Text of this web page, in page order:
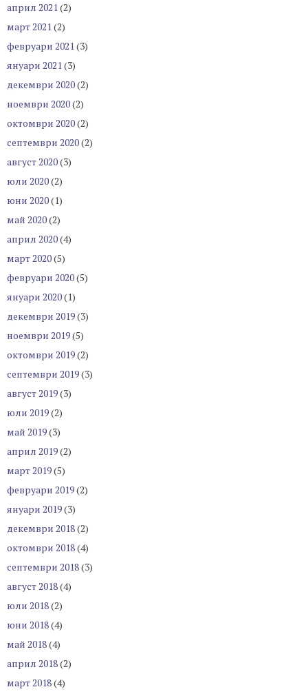
април 2021(2)
март 2021(2)
февруари 2021(3)
януари 2021(3)
декември 2020(2)
ноември 2020(2)
октомври 2020(2)
септември 2020(2)
август 2020(3)
юли 2020(2)
юни 2020(1)
май 2020(2)
април 2020(4)
март 2020(5)
февруари 2020(5)
януари 2020(1)
декември 2019(3)
ноември 2019(5)
октомври 2019(2)
септември 2019(3)
август 2019(3)
юли 2019(2)
май 2019(3)
април 2019(2)
март 2019(5)
февруари 2019(2)
януари 2019(3)
декември 2018(2)
октомври 2018(4)
септември 2018(3)
август 2018(4)
юли 2018(2)
юни 2018(4)
май 2018(4)
април 2018(2)
март 2018(4)